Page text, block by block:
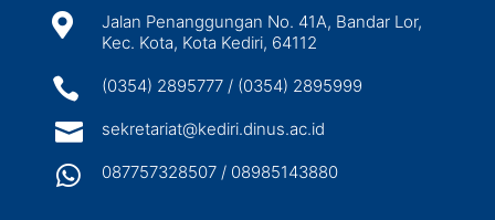

Jalan Penanggungan No. 41A, Bandar Lor,
Kec. Kota, Kota Kediri, 64112
 (0354) 2895777 / (0354) 2895999
 sekretariat@kediri.dinus.ac.id
 087757328507 / 08985143880